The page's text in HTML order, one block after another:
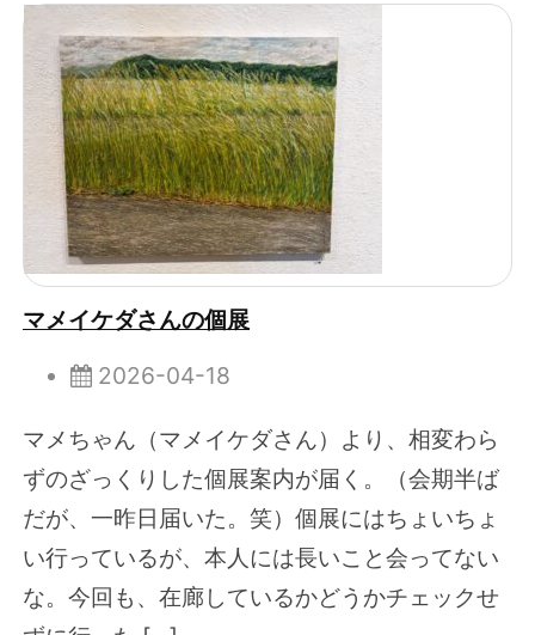
マメイケダさんの個展
2026-04-18
マメちゃん（マメイケダさん）より、相変わら
ずのざっくりした個展案内が届く。（会期半ば
だが、一昨日届いた。笑）個展にはちょいちょ
い行っているが、本人には長いこと会ってない
な。今回も、在廊しているかどうかチェックせ